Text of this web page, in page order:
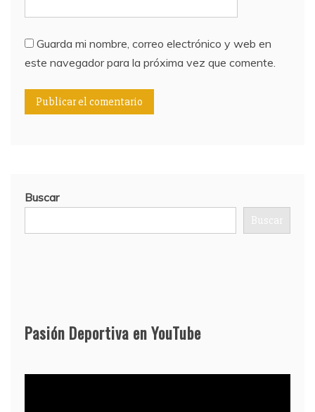
Guarda mi nombre, correo electrónico y web en
este navegador para la próxima vez que comente.
Buscar
Buscar
Pasión Deportiva en YouTube